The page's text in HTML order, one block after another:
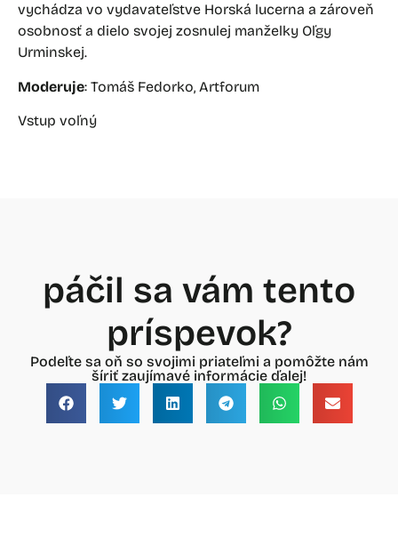
vychádza vo vydavateľstve Horská lucerna a zároveň
osobnosť a dielo svojej zosnulej manželky Oľgy
Urminskej.
Moderuje: Tomáš Fedorko, Artforum
Vstup voľný
páčil sa vám tento
príspevok?
Podeľte sa oň so svojimi priateľmi a pomôžte nám
šíriť zaujímavé informácie ďalej!